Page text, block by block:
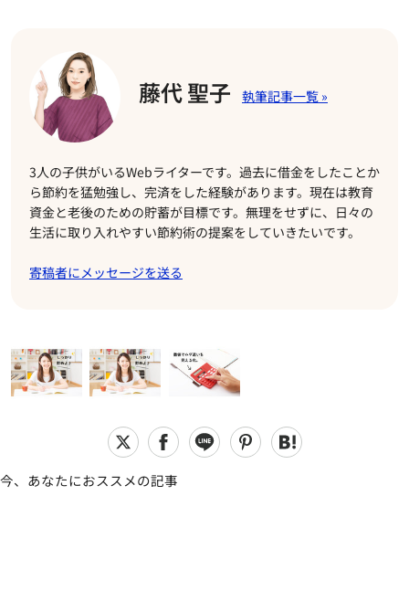
藤代 聖子
3人の子供がいるWebライターです。過去に借金をしたことか
ら節約を猛勉強し、完済をした経験があります。現在は教育
資金と老後のための貯蓄が目標です。無理をせずに、日々の
生活に取り入れやすい節約術の提案をしていきたいです。
寄稿者にメッセージを送る
今、あなたにおススメの記事